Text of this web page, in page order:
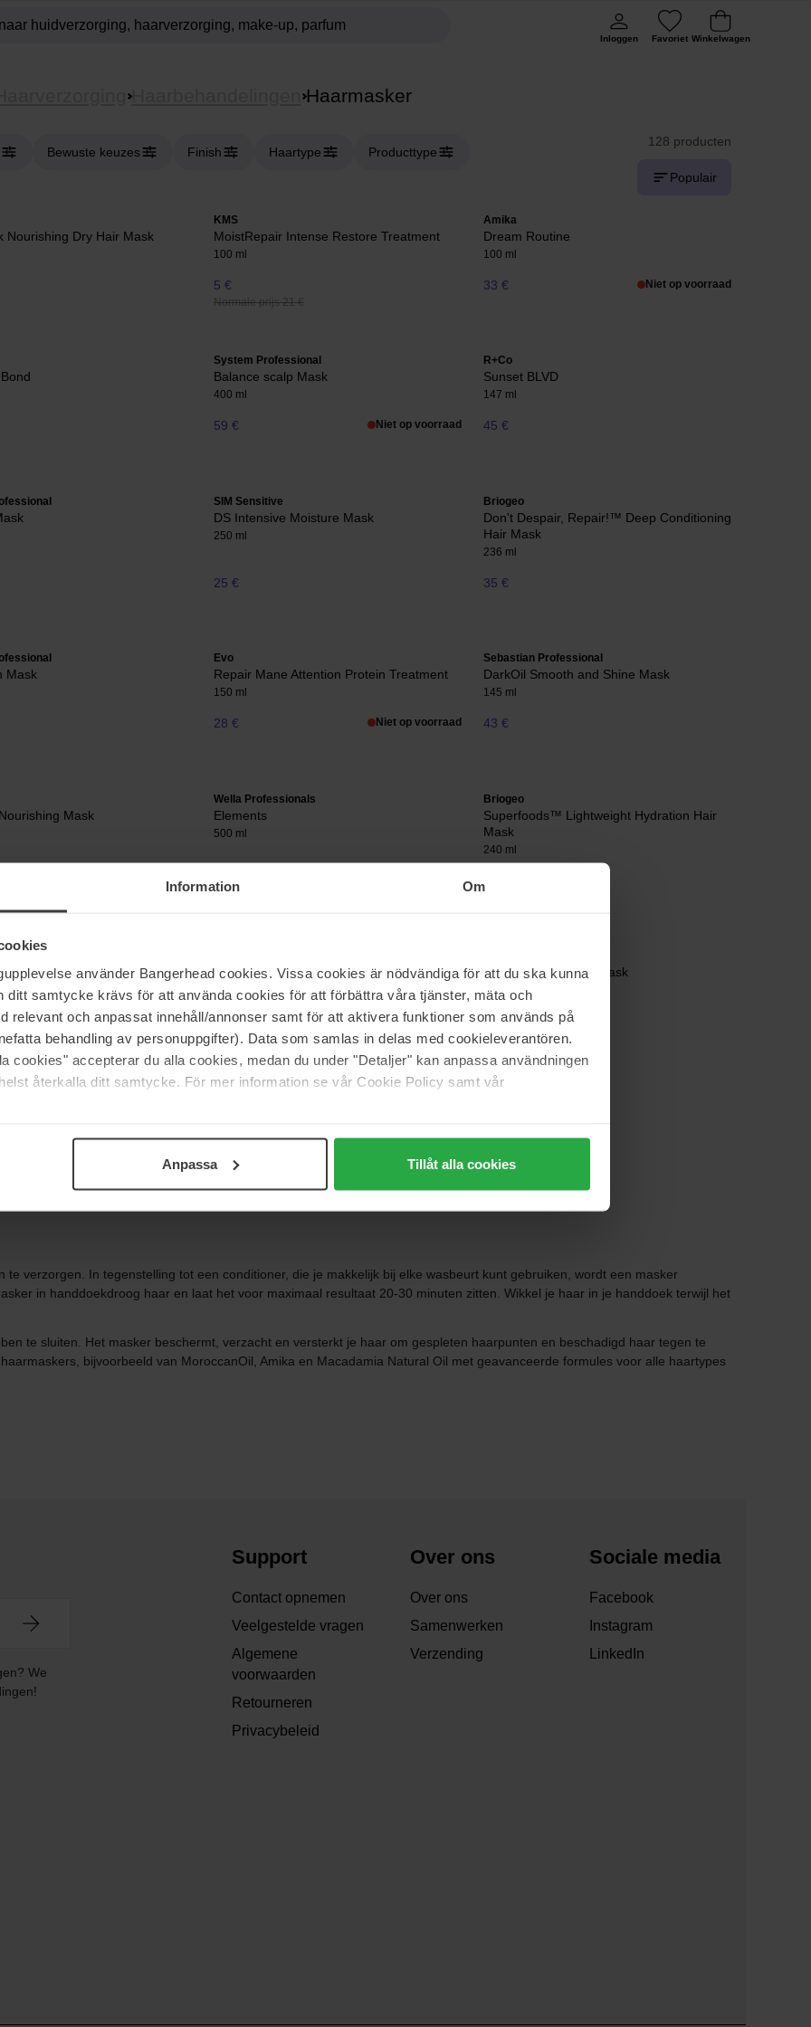
Information Om
använder Bangerhead cookies. Vissa cookies är nödvändiga för att du ska kunna
ditt samtycke krävs för att använda cookies för att förbättra våra tjänster, mäta och
relevant och anpassat innehåll/annonser samt för att aktivera funktioner som används på
behandling av personuppgifter). Data som samlas in delas med cookieleverantören.
cookies" accepterar du alla cookies, medan du under "Detaljer" kan anpassa användningen
återkalla ditt samtycke. För mer information se vår Cookie Policy samt vår
Anpassa Tillåt alla cookies
Inloggen Favoriet Winkelwagen
Haarbehandelingen Haarmasker
Bewuste keuzes Finish Haartype Producttype
128 producten
Populair
Nourishing Dry Hair Mask
KMS
MoistRepair Intense Restore Treatment
100 ml
5 €
Normale prijs 21 €
Amika
Dream Routine
100 ml
33 € Niet op voorraad
System Professional
Balance scalp Mask
400 ml
59 € Niet op voorraad
R+Co
Sunset BLVD
147 ml
45 €
SIM Sensitive
DS Intensive Moisture Mask
250 ml
25 €
Briogeo
Don't Despair, Repair!™ Deep Conditioning
Hair Mask
236 ml
35 €
Mask
Evo
Repair Mane Attention Protein Treatment
150 ml
28 € Niet op voorraad
Sebastian Professional
DarkOil Smooth and Shine Mask
145 ml
43 €
Mask
Wella Professionals
Elements
500 ml
60 €
Briogeo
Superfoods™ Lightweight Hydration Hair
Mask
240 ml
Mask Repair Mask
30 ml
9 €
Flash Instant Shine Mask
200 ml
36 €
verzorgen. In tegenstelling tot een conditioner, die je makkelijk bij elke wasbeurt kunt gebruiken, wordt een masker
in handdoekdroog haar en laat het voor maximaal resultaat 20-30 minuten zitten. Wikkel je haar in je handdoek terwijl het
te sluiten. Het masker beschermt, verzacht en versterkt je haar om gespleten haarpunten en beschadigd haar tegen te
bijvoorbeeld van MoroccanOil, Amika en Macadamia Natural Oil met geavanceerde formules voor alle haartypes
We
Support
Contact opnemen
Veelgestelde vragen
Algemene
voorwaarden
Retourneren
Privacybeleid
Over ons
Over ons
Samenwerken
Verzending
Sociale media
Facebook
Instagram
LinkedIn